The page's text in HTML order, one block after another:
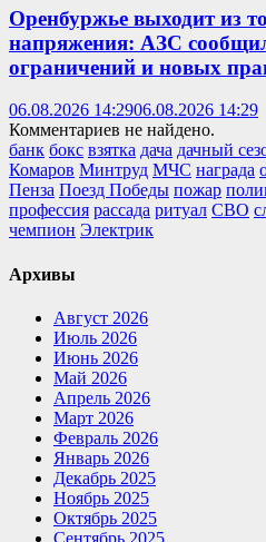
Оренбуржье выходит из
напряжения: АЗС
ограничений и новых
06.08.2026 14:2906.08.2026 14:29
Комментариев не найдено.
банк бокс взятка дача дачный
Комаров Минтруд МЧС награда
Пенза Поезд Победы пожар
профессия рассада ритуал СВО
чемпион Электрик
Архивы
Август 2026
Июль 2026
Июнь 2026
Май 2026
Апрель 2026
Март 2026
Февраль 2026
Январь 2026
Декабрь 2025
Ноябрь 2025
Октябрь 2025
Сентябрь 2025